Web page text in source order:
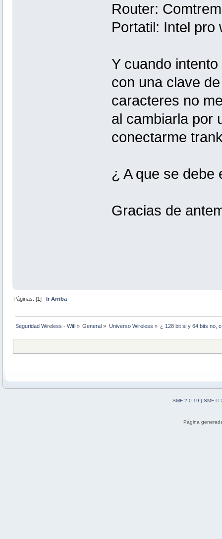
Router:
Portatil: Intel pro
Y cuando
con una clave
caracteres no
al cambiarla por
conectarme
¿ A que se debe
Gracias de
Páginas: [1]Ir Arriba
Seguridad Wireless - Wifi » General » Universo Wireless » ¿ 128 bit si y 64 bits no,
SMF 2.0.19 | SMF ©
Página